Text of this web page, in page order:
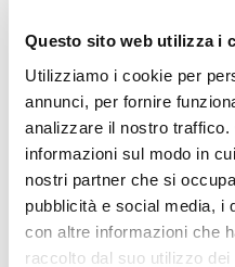
Questo sito web utilizza i
Utilizziamo i cookie per
annunci, per fornire
analizzare il nostro traffico.
informazioni sul modo in
nostri partner che si
pubblicità e social media, i
con altre informazioni che
raccolto dal suo utilizzo dei
Quando
conversazione in
risolvere il
Questo approccio
pubbliche che
ulteriormente la tua